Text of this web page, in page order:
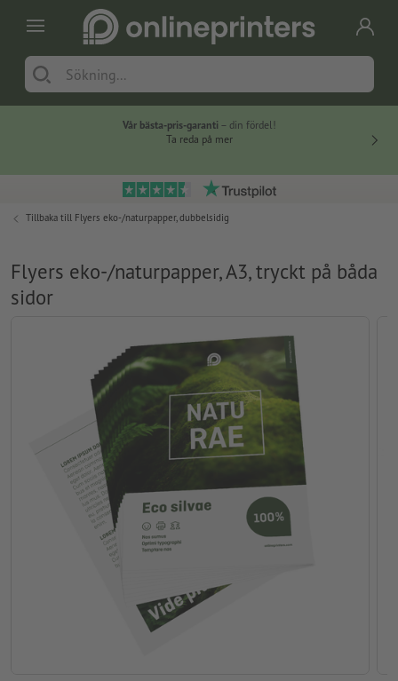
Vår bästa-pris-garanti – din fördel!
Ta reda på mer
Tillbaka till Flyers eko-/naturpapper, dubbelsidig
Flyers eko-/naturpapper, A3, tryckt på båda
sidor